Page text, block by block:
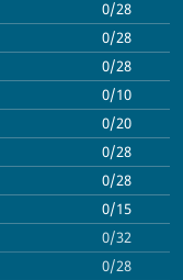
0/28
0/28
0/28
0/10
0/20
0/28
0/28
0/15
0/32
0/28